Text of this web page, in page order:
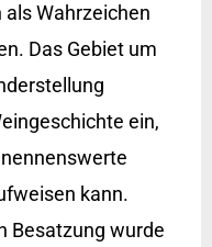
Wahrzeichen
Das Gebiet um
ein,
kann.
Besatzung wurde